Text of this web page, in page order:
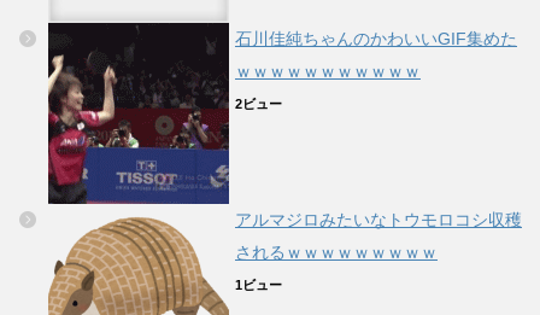
石川佳純ちゃんのかわいいGIF集めた
ｗｗｗｗｗｗｗｗｗｗｗ
2ビュー
アルマジロみたいなトウモロコシ収穫
されるｗｗｗｗｗｗｗｗｗ
1ビュー